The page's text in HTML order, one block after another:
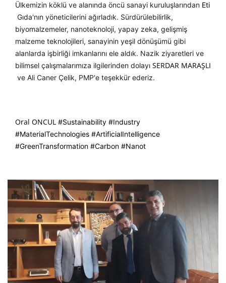
Ülkemizin köklü ve alanında öncü sanayi kuruluşlarından Eti
Gıda'nın yöneticilerini ağırladık. Sürdürülebilirlik,
biyomalzemeler, nanoteknoloji, yapay zeka, gelişmiş
malzeme teknolojileri, sanayinin yeşil dönüşümü gibi
alanlarda işbirliği imkanlarını ele aldık. Nazik ziyaretleri ve
bilimsel çalışmalarımıza ilgilerinden dolayı SERDAR MARAŞLI
ve Ali Caner Çelik, PMP'e teşekkür ederiz.
Oral ONCUL
hashtag
#Sustainability
hashtag
#Industry
hashtag
#MaterialTechnologies
hashtag
#ArtificialIntelligence
hashtag
#GreenTransformation #Carbon #Nanot